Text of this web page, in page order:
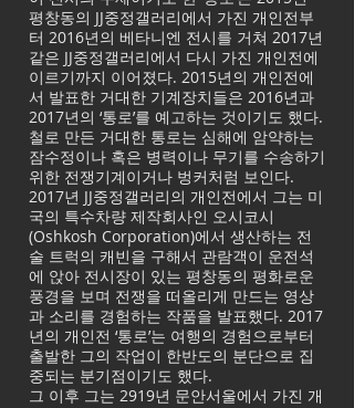
평창동의 JJ중정갤러리에서 가진 개인전부
터 2016년의 베타니엔 전시를 거쳐 2017년
같은 JJ중정갤러리에서 다시 가진 개인전에
이르기까지 이어졌다. 2015년의 개인전에
서 발표한 거대한 기계장치들은 2016년과
2017년의 ‘통로’를 예고하는 것이기도 했다.
철로 만든 거대한 통로는 심해에 암약하는
잠수정이나 혹은 병력이나 무기를 수송하기
위한 전쟁기계이거나 벙커처럼 보인다.
2017년 JJ중정갤러리의 개인전에서 그는 미
국의 특수차량 제작회사인 오시코시
(Oshkosh Corporation)에서 생산하는 전
술 트럭의 캐빈을 구해서 관람객이 운전석
에 앉아 전시장이 있는 평창동의 평화로운
풍경을 보며 전쟁을 떠올리게 만드는 영상
과 소리를 경험하는 작품을 발표했다. 2017
년의 개인전 ‘통로’는 여행의 경험으로부터
출발한 그의 작업이 한반도의 분단으로 집
중되는 분기점이기도 했다.
그 이후 그는 2919년 문안서울에서 가진 개